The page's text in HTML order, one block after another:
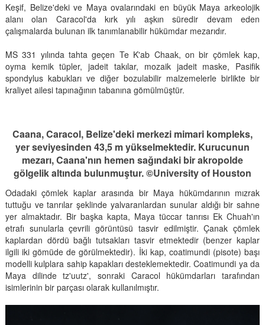
Keşif, Belize'deki ve Maya ovalarındaki en büyük Maya arkeolojik
alanı olan Caracol'da kırk yılı aşkın süredir devam eden
çalışmalarda bulunan ilk tanımlanabilir hükümdar mezarıdır.
MS 331 yılında tahta geçen Te K'ab Chaak, on bir çömlek kap,
oyma kemik tüpler, jadeit takılar, mozaik jadeit maske, Pasifik
spondylus kabukları ve diğer bozulabilir malzemelerle birlikte bir
kraliyet ailesi tapınağının tabanına gömülmüştür.
Caana, Caracol, Belize'deki merkezi mimari kompleks,
yer seviyesinden 43,5 m yükselmektedir. Kurucunun
mezarı, Caana'nın hemen sağındaki bir akropolde
gölgelik altında bulunmuştur. ©University of Houston
Odadaki çömlek kaplar arasında bir Maya hükümdarının mızrak
tuttuğu ve tanrılar şeklinde yalvaranlardan sunular aldığı bir sahne
yer almaktadır. Bir başka kapta, Maya tüccar tanrısı Ek Chuah'ın
etrafı sunularla çevrili görüntüsü tasvir edilmiştir. Çanak çömlek
kaplardan dördü bağlı tutsakları tasvir etmektedir (benzer kaplar
ilgili iki gömüde de görülmektedir). İki kap, coatimundi (pisote) başı
modelli kulplara sahip kapakları desteklemektedir. Coatimundi ya da
Maya dilinde tz'uutz', sonraki Caracol hükümdarları tarafından
isimlerinin bir parçası olarak kullanılmıştır.